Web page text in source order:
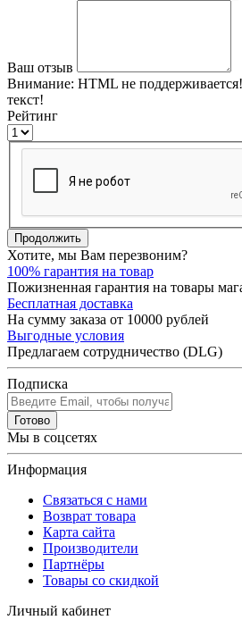
Ваш отзыв
Внимание: HTML не
текст!
Рейтинг
Продолжить
Хотите, мы Вам перезвоним?
100% гарантия на товар
Пожизненная гарантия на товары
Бесплатная доставка
На сумму заказа от 10000 рублей
Выгодные условия
Предлагаем сотрудничество (DLG)
Подписка
Готово
Мы в соцсетях
Информация
Связаться с нами
Возврат товара
Карта сайта
Производители
Партнёры
Товары со скидкой
Личный кабинет